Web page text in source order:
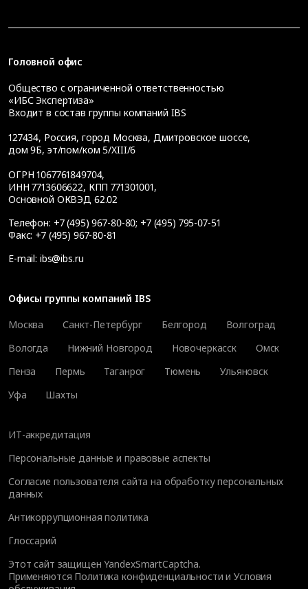
Головной офис
Общество с ограниченной ответственностью
«ИБС Экспертиза»
Входит в состав группы компаний IBS
127434, Россия, город Москва, Дмитровское шоссе,
дом 9Б, эт/пом/ком 5/XIII/6
ОГРН 1067761849704,
ИНН 7713606622, КПП 771301001,
Основной ОКВЭД 62.02
Телефон: +7 (495) 967-80-80; +7 (495) 795-07-51
Факс: +7 (495) 967-80-81
E-mail: ibs@ibs.ru
Офисы группы компаний IBS
Москва
Санкт-Петербург Белгород
Волгоград
Вологда
Нижний Новгород Новочеркасск
Омск
Пенза
Пермь Таганрог Тюмень
Ульяновск
Уфа
Шахты
ИТ-аккредитация
Персональные данные и правовые аспекты
Согласие пользователя сайта на обработку персональных
данных
Антикоррупционная политика
Глоссарий
Этот сайт защищен YandexSmartCaptcha.
Применяются Политика конфиденциальности иУсловия